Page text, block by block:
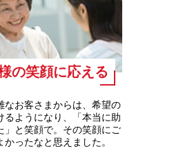
の笑顔に応える
なお客さまからは、希望の
るようになり、「本当に助
」と笑顔で。その笑顔にご
かったなと思えました。